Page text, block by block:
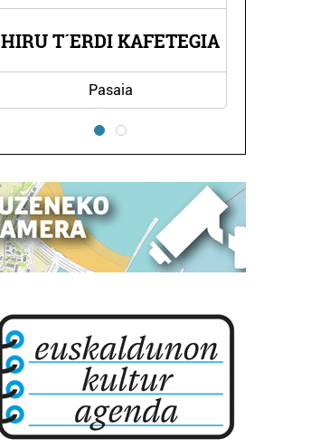
HIRU T´ERDI KAFETEGIA
Pasaia